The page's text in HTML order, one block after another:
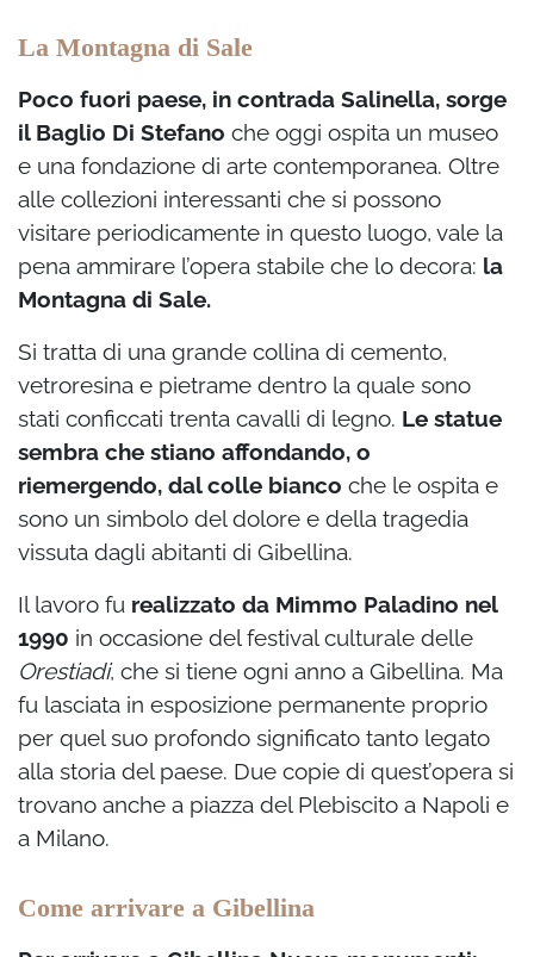
La Montagna di Sale
Poco fuori paese, in contrada Salinella, sorge
il Baglio Di Stefano che oggi ospita un museo
e una fondazione di arte contemporanea. Oltre
alle collezioni interessanti che si possono
visitare periodicamente in questo luogo, vale la
pena ammirare l’opera stabile che lo decora: la
Montagna di Sale.
Si tratta di una grande collina di cemento,
vetroresina e pietrame dentro la quale sono
stati conficcati trenta cavalli di legno. Le statue
sembra che stiano affondando, o
riemergendo, dal colle bianco che le ospita e
sono un simbolo del dolore e della tragedia
vissuta dagli abitanti di Gibellina.
Il lavoro fu realizzato da Mimmo Paladino nel
1990 in occasione del festival culturale delle
Orestiadi, che si tiene ogni anno a Gibellina. Ma
fu lasciata in esposizione permanente proprio
per quel suo profondo significato tanto legato
alla storia del paese. Due copie di quest’opera si
trovano anche a piazza del Plebiscito a Napoli e
a Milano.
Come arrivare a Gibellina